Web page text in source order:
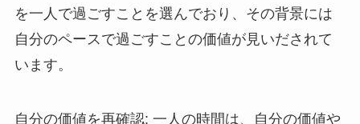
を一人で過ごすことを選んでおり、その背景には
自分のペースで過ごすことの価値が見いだされて
います。
自分の価値を再確認: 一人の時間は、自分の価値や